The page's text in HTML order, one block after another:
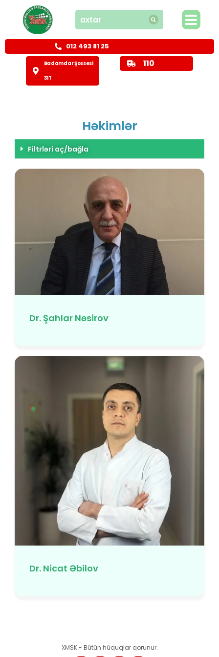
012 493 81 25
Badamdar Şossesi
31T
110
Həkimlər
Filtrləri aç/bağla
Dr. Şahlar Nəsirov
Dr. Nicat Əbilov
XMSK - Bütün hüquqlar qorunur.